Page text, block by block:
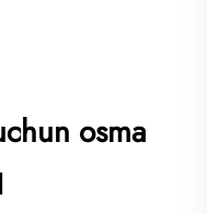
osma